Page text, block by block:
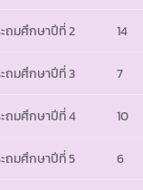
ถมศึกษาปีที่ 2 14
ถมศึกษาปีที่ 3 7
ถมศึกษาปีที่ 4 10
ถมศึกษาปีที่ 5 6